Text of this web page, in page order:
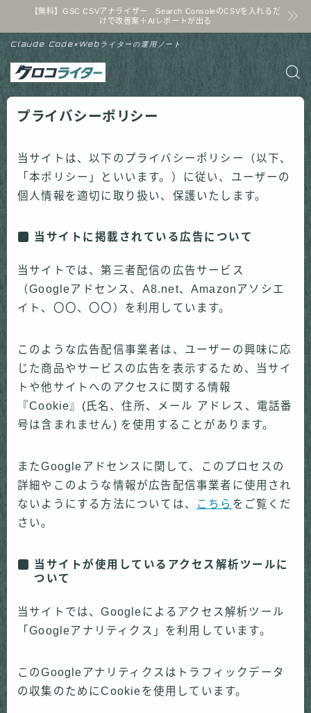
【無料】GSC CSVアナライザー Search ConsoleのCSVを入れるだ
けで改善案＋AIレポートが出る
Claude Code×Webライターの運用ノート
プライバシーポリシー
当サイトは、以下のプライバシーポリシー（以下、
「本ポリシー」といいます。）に従い、ユーザーの
個人情報を適切に取り扱い、保護いたします。
当サイトに掲載されている広告について
当サイトでは、第三者配信の広告サービス
（Googleアドセンス、A8.net、Amazonアソシエ
イト、〇〇、〇〇）を利用しています。
このような広告配信事業者は、ユーザーの興味に応
じた商品やサービスの広告を表示するため、当サイ
トや他サイトへのアクセスに関する情報
『Cookie』(氏名、住所、メール アドレス、電話番
号は含まれません) を使用することがあります。
またGoogleアドセンスに関して、このプロセスの
詳細やこのような情報が広告配信事業者に使用され
ないようにする方法については、
こちら をご覧くだ
さい。
当サイトが使用しているアクセス解析ツールに
ついて
当サイトでは、Googleによるアクセス解析ツール
「Googleアナリティクス」を利用しています。
このGoogleアナリティクスはトラフィックデータ
の収集のためにCookieを使用しています。